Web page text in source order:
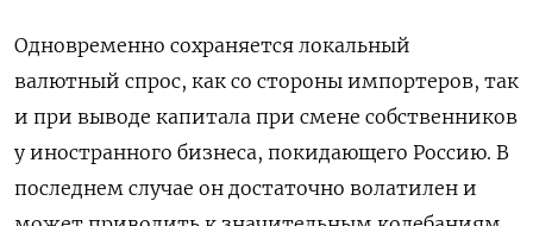
Одновременно сохраняется локальный
валютный спрос, как со стороны импортеров, так
и при выводе капитала при смене собственников
у иностранного бизнеса, покидающего Россию. В
последнем случае он достаточно волатилен и